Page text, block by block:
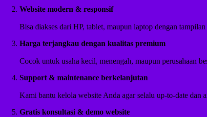
Website modern & responsif
Bisa diakses dari HP, tablet, maupun laptop dengan
Harga terjangkau dengan kualitas premium
Cocok untuk usaha kecil, menengah, maupun perusahaan
Support & maintenance berkelanjutan
Kami bantu kelola website Anda agar selalu up-to-date dan
Gratis konsultasi & demo website